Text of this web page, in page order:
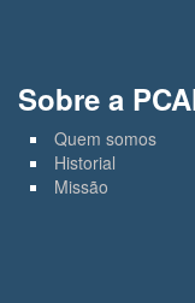
Sobre a
Quem somos
Historial
Missão